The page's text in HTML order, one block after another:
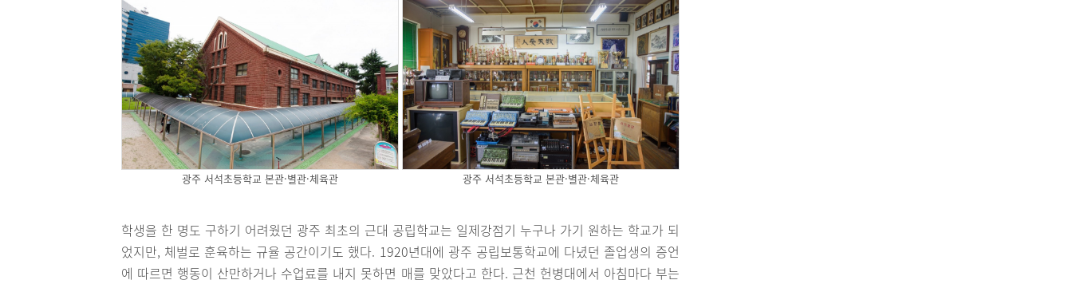
광주 서석초등학교 본관·별관·체육관 광주 서석초등학교 본관·별관·체육관
학생을 한 명도 구하기 어려웠던 광주 최초의 근대 공립학교는 일제강점기 누구나 가기 원하는 학교가 되
었지만, 체벌로 훈육하는 규율 공간이기도 했다. 1920년대에 광주 공립보통학교에 다녔던 졸업생의 증언
에 따르면 행동이 산만하거나 수업료를 내지 못하면 매를 맞았다고 한다. 근천 헌병대에서 아침마다 부는